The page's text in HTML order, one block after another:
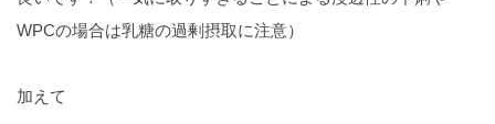
WPCの場合は乳糖の過剰摂取に注意）
加えて